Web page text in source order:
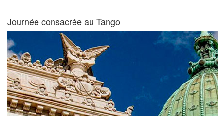
Journée consacrée au Tango